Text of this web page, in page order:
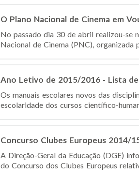
O Plano Nacional de Cinema em
No passado dia 30 de abril realizou-se
Nacional de Cinema (PNC), organizada
Ano Letivo de 2015/2016 - Lista
Os manuais escolares novos das
escolaridade dos cursos científico-
Concurso Clubes Europeus 2014/
A Direção-Geral da Educação (DGE)
do Concurso dos Clubes Europeus